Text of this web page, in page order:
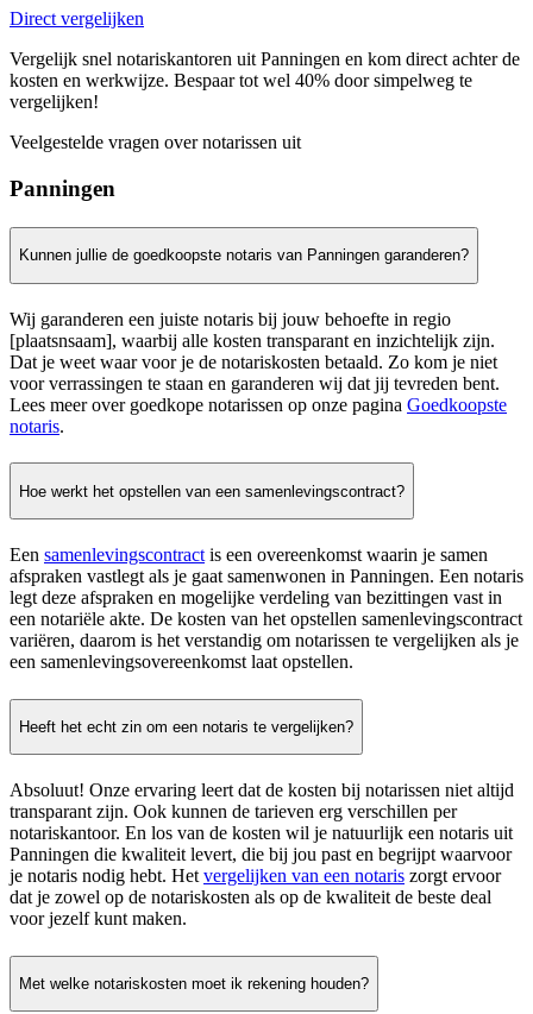
Direct vergelijken
Vergelijk snel notariskantoren uit Panningen en kom direct achter de
kosten en werkwijze. Bespaar tot wel 40% door simpelweg te
vergelijken!
Veelgestelde vragen over notarissen uit
Panningen
Kunnen jullie de goedkoopste notaris van Panningen garanderen?
Wij garanderen een juiste notaris bij jouw behoefte in regio
[plaatsnsaam], waarbij alle kosten transparant en inzichtelijk zijn.
Dat je weet waar voor je de notariskosten betaald. Zo kom je niet
voor verrassingen te staan en garanderen wij dat jij tevreden bent.
Lees meer over goedkope notarissen op onze pagina Goedkoopste
notaris.
Hoe werkt het opstellen van een samenlevingscontract?
Een samenlevingscontract is een overeenkomst waarin je samen
afspraken vastlegt als je gaat samenwonen in Panningen. Een notaris
legt deze afspraken en mogelijke verdeling van bezittingen vast in
een notariële akte. De kosten van het opstellen samenlevingscontract
variëren, daarom is het verstandig om notarissen te vergelijken als je
een samenlevingsovereenkomst laat opstellen.
Heeft het echt zin om een notaris te vergelijken?
Absoluut! Onze ervaring leert dat de kosten bij notarissen niet altijd
transparant zijn. Ook kunnen de tarieven erg verschillen per
notariskantoor. En los van de kosten wil je natuurlijk een notaris uit
Panningen die kwaliteit levert, die bij jou past en begrijpt waarvoor
je notaris nodig hebt. Hetvergelijken van een notaris zorgt ervoor
dat je zowel op de notariskosten als op de kwaliteit de beste deal
voor jezelf kunt maken.
Met welke notariskosten moet ik rekening houden?